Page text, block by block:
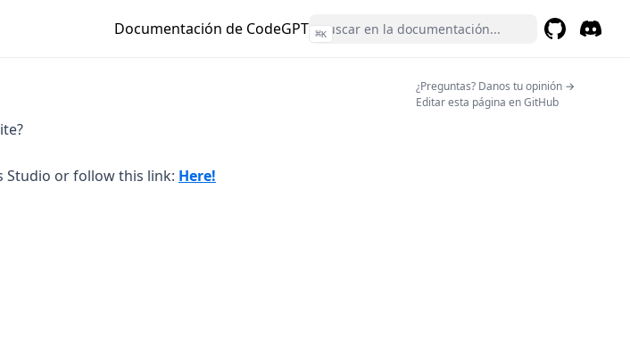
Documentación de CodeGPT ⌘K
¿Preguntas? Danos tu opinión →
Editar esta página en GitHub
Studio or follow this link: Here!